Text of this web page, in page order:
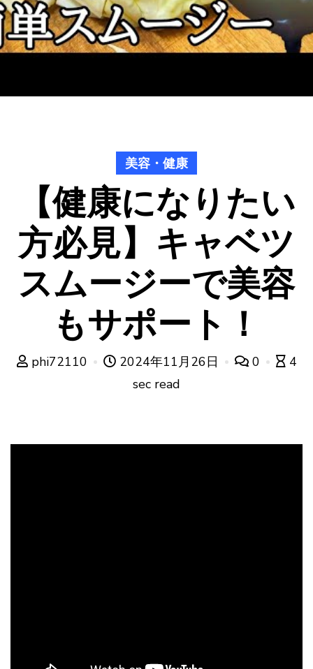
美容・健康
【健康になりたい
方必見】キャベツ
スムージーで美容
もサポート！
phi72110 2024年11月26日 0
4
sec read